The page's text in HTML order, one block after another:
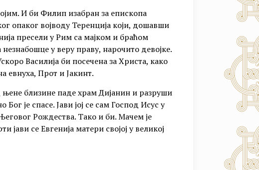
И би Филип изабран за епископа
опаког војводу Теренција који, дошавши
пресели у Рим са мајком и браћом
у веру праву, нарочито девојке.
Василија би посечена за Христа, како
евнуха, Прот и Јакинт.
њене близине паде храм Дијанин и разруши
је спасе. Јави јој се сам Господ Исус у
Рождества. Тако и би. Мачем је
се Евгенија матери својој у великој